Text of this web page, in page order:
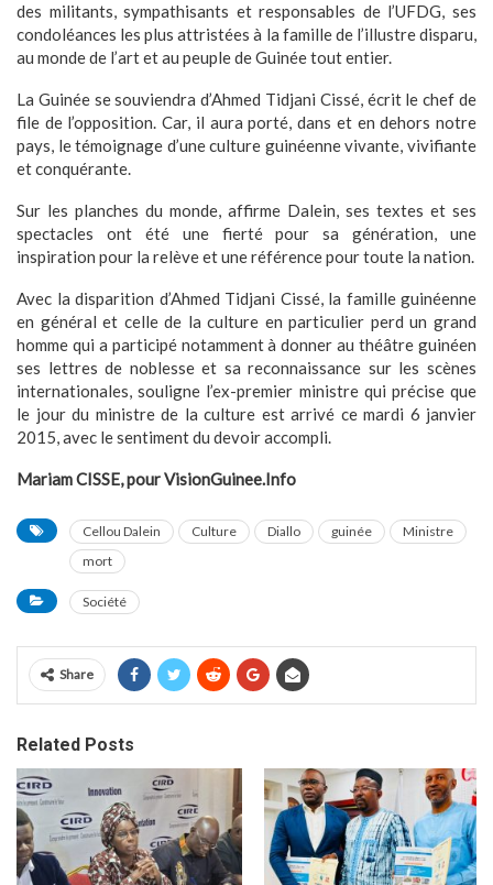
des militants, sympathisants et responsables de l’UFDG, ses
condoléances les plus attristées à la famille de l’illustre disparu,
au monde de l’art et au peuple de Guinée tout entier.
La Guinée se souviendra d’Ahmed Tidjani Cissé, écrit le chef de
file de l’opposition. Car, il aura porté, dans et en dehors notre
pays, le témoignage d’une culture guinéenne vivante, vivifiante
et conquérante.
Sur les planches du monde, affirme Dalein, ses textes et ses
spectacles ont été une fierté pour sa génération, une
inspiration pour la relève et une référence pour toute la nation.
Avec la disparition d’Ahmed Tidjani Cissé, la famille guinéenne
en général et celle de la culture en particulier perd un grand
homme qui a participé notamment à donner au théâtre guinéen
ses lettres de noblesse et sa reconnaissance sur les scènes
internationales, souligne l’ex-premier ministre qui précise que
le jour du ministre de la culture est arrivé ce mardi 6 janvier
2015, avec le sentiment du devoir accompli.
Mariam CISSE, pour VisionGuinee.Info
Cellou Dalein Culture Diallo guinée
Ministre
mort
Société
Share
Related Posts